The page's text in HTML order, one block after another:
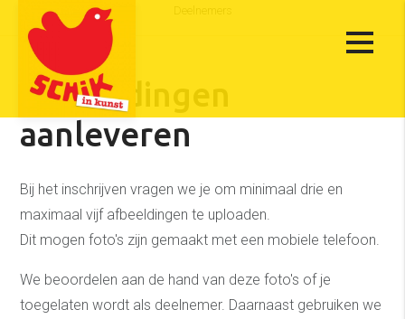
Afbeeldingen
aanleveren
Bij het inschrijven vragen we je om minimaal drie en
maximaal vijf afbeeldingen te uploaden.
Dit mogen foto's zijn gemaakt met een mobiele telefoon.
We beoordelen aan de hand van deze foto's of je
toegelaten wordt als deelnemer. Daarnaast gebruiken we